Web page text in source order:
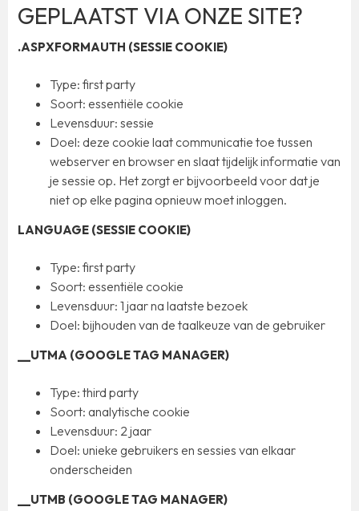
GEPLAATST VIA ONZE SITE?
.ASPXFORMAUTH (SESSIE COOKIE)
Type: first party
Soort: essentiële cookie
Levensduur: sessie
Doel: deze cookie laat communicatie toe tussen
webserver en browser en slaat tijdelijk informatie van
je sessie op. Het zorgt er bijvoorbeeld voor dat je
niet op elke pagina opnieuw moet inloggen.
LANGUAGE (SESSIE COOKIE)
Type: first party
Soort: essentiële cookie
Levensduur: 1 jaar na laatste bezoek
Doel: bijhouden van de taalkeuze van de gebruiker
__UTMA (GOOGLE TAG MANAGER)
Type: third party
Soort: analytische cookie
Levensduur: 2 jaar
Doel: unieke gebruikers en sessies van elkaar
onderscheiden
__UTMB (GOOGLE TAG MANAGER)